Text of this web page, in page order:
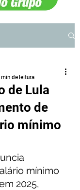
de Lula
de
mínimo
min de leitura
mínimo
2025,